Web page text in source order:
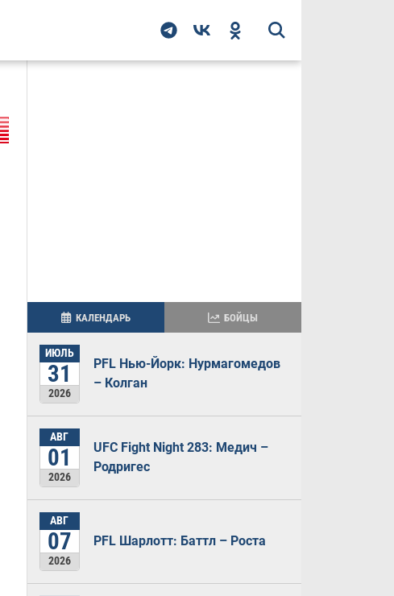
КАЛЕНДАРЬ БОЙЦЫ
ИЮЛЬ
31
2026
PFL Нью-Йорк: Нурмагомедов
– Колган
АВГ
01
2026
UFC Fight Night 283: Медич –
Родригес
АВГ
07
2026
PFL Шарлотт: Баттл – Роста